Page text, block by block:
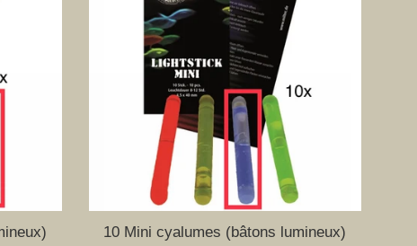
10 Mini cyalumes (bâtons lumineux)